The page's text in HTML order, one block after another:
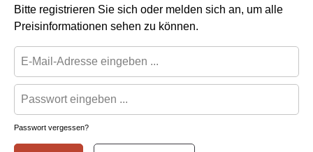
Bitte registrieren Sie sich oder melden sich an, um alle
Preisinformationen sehen zu können.
Passwort vergessen?